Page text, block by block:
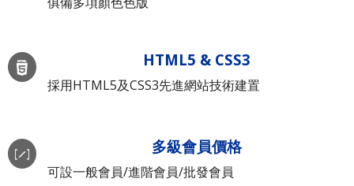
HTML5 & CSS3
採用HTML5及CSS3先進網站技術建置
多級會員價格
可設一般會員/進階會員/批發會員